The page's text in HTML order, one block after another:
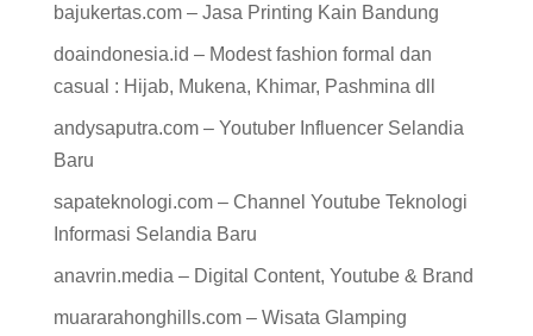
bajukertas.com – Jasa Printing Kain Bandung
doaindonesia.id – Modest fashion formal dan
casual : Hijab, Mukena, Khimar, Pashmina dll
andysaputra.com – Youtuber Influencer Selandia
Baru
sapateknologi.com – Channel Youtube Teknologi
Informasi Selandia Baru
anavrin.media – Digital Content, Youtube & Brand
muararahonghills.com – Wisata Glamping